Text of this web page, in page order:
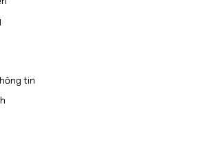
Dell – đầy đủ tem & bảo hành Việt
nội thành Hà Nội
đời
– nhận hàng kiểm tra mới thanh
giá tốt nhất: 0961.430.383
tin